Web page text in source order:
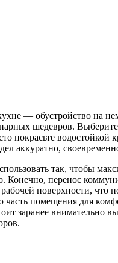
— обустройство на
шедевров.
покрасьте
аккуратно,
так, чтобы
перенос
поверхности,
часть помещения для
заранее внимательно